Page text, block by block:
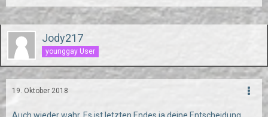
Jody217
younggay User
19. Oktober 2018